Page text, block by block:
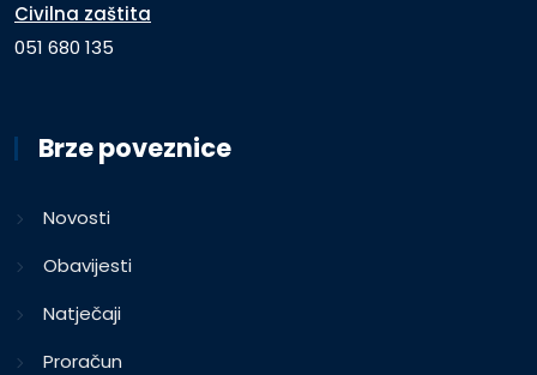
Civilna zaštita
051 680 135
Brze poveznice
Novosti
Obavijesti
Natječaji
Proračun